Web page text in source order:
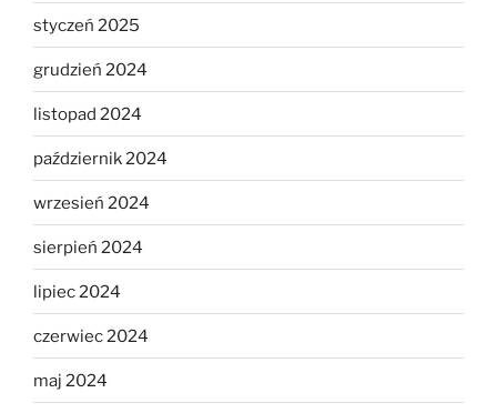
styczeń 2025
grudzień 2024
listopad 2024
październik 2024
wrzesień 2024
sierpień 2024
lipiec 2024
czerwiec 2024
maj 2024